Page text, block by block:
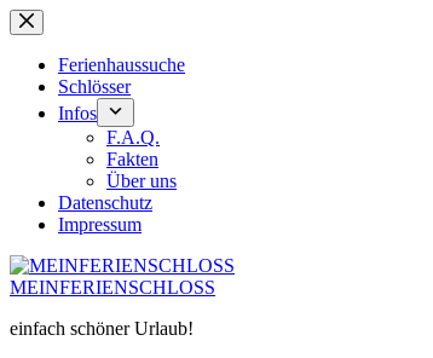
Zum
Inhalt
springenFerienhaussuche
Schlösser
Infos
F.A.Q.
Fakten
Über uns
Datenschutz
Impressum
MEINFERIENSCHLOSS
einfach schöner Urlaub!